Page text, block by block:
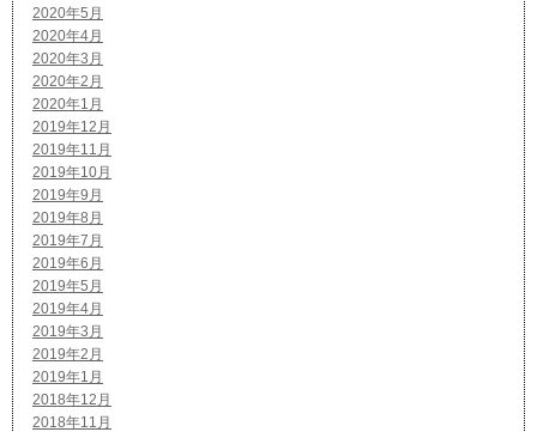
2020年5月
2020年4月
2020年3月
2020年2月
2020年1月
2019年12月
2019年11月
2019年10月
2019年9月
2019年8月
2019年7月
2019年6月
2019年5月
2019年4月
2019年3月
2019年2月
2019年1月
2018年12月
2018年11月